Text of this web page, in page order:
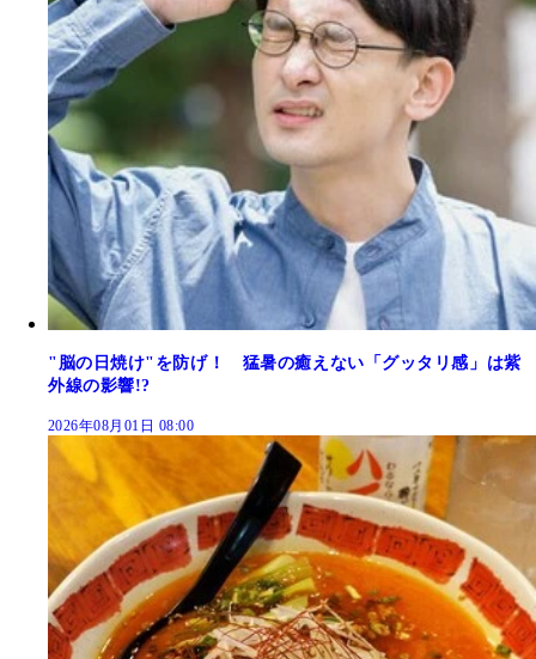
"脳の日焼け"を防げ！ 猛暑の癒えない「グッタリ感」は紫
外線の影響!?
2026年08月01日 08:00